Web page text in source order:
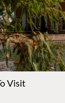
Visit